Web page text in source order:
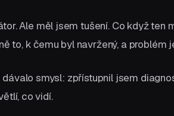
Ale měl jsem tušení. Co když ten
to, k čemu byl navržený, a problém
smysl: zpřístupnil jsem
co vidí.